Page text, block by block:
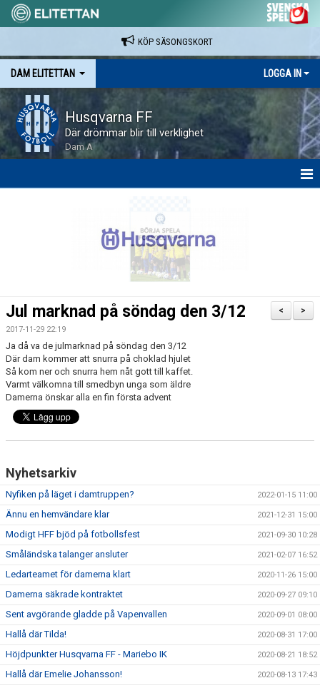
KÖP SÄSONGSKORT
DAM ELITETTAN LOGGA IN
Husqvarna FF
Där drömmar blir till verklighet
Dam A
BILDGALLERI
DOKUMENT
KONTAKT
MATCHER
>
<
Jul marknad på söndag den 3/12
2017-11-29 22:19
Ja då va de julmarknad på söndag den 3/12
Där dam kommer att snurra på choklad hjulet
Så kom ner och snurra hem nåt gott till kaffet.
Varmt välkomna till smedbyn unga som äldre
Damerna önskar alla en fin första advent
Nyhetsarkiv
Nyfiken på läget i damtruppen? 2022-01-15 11:00
Ännu en hemvändare klar 2021-12-31 15:00
Modigt HFF bjöd på fotbollsfest 2021-09-30 10:28
Småländska talanger ansluter 2021-02-07 16:52
Ledarteamet för damerna klart 2020-11-26 15:00
Damerna säkrade kontraktet 2020-09-27 09:10
Sent avgörande gladde på Vapenvallen 2020-09-01 08:00
Hallå där Tilda! 2020-08-31 17:00
Höjdpunkter Husqvarna FF - Mariebo IK 2020-08-21 18:52
Hallå där Emelie Johansson! 2020-08-13 17:43